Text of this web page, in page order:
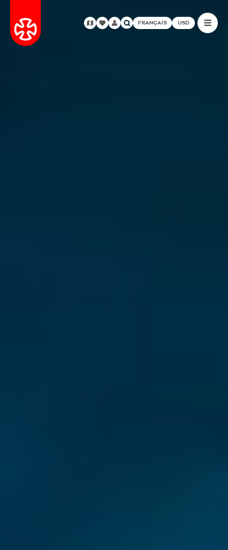
FRANÇAIS USD